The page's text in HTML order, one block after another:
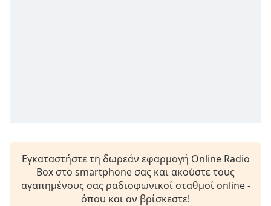
Εγκαταστήστε τη δωρεάν εφαρμογή Online Radio
Box στο smartphone σας και ακούστε τους
αγαπημένους σας ραδιοφωνικοί σταθμοί online -
όπου και αν βρίσκεστε!